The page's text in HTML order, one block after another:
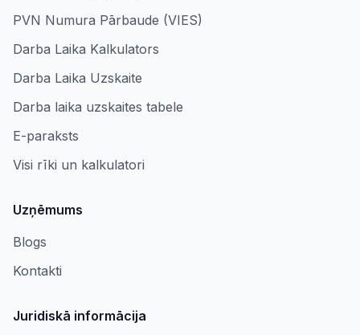
PVN Numura Pārbaude (VIES)
Darba Laika Kalkulators
Darba Laika Uzskaite
Darba laika uzskaites tabele
E-paraksts
Visi rīki un kalkulatori
Uzņēmums
Blogs
Kontakti
Juridiskā informācija